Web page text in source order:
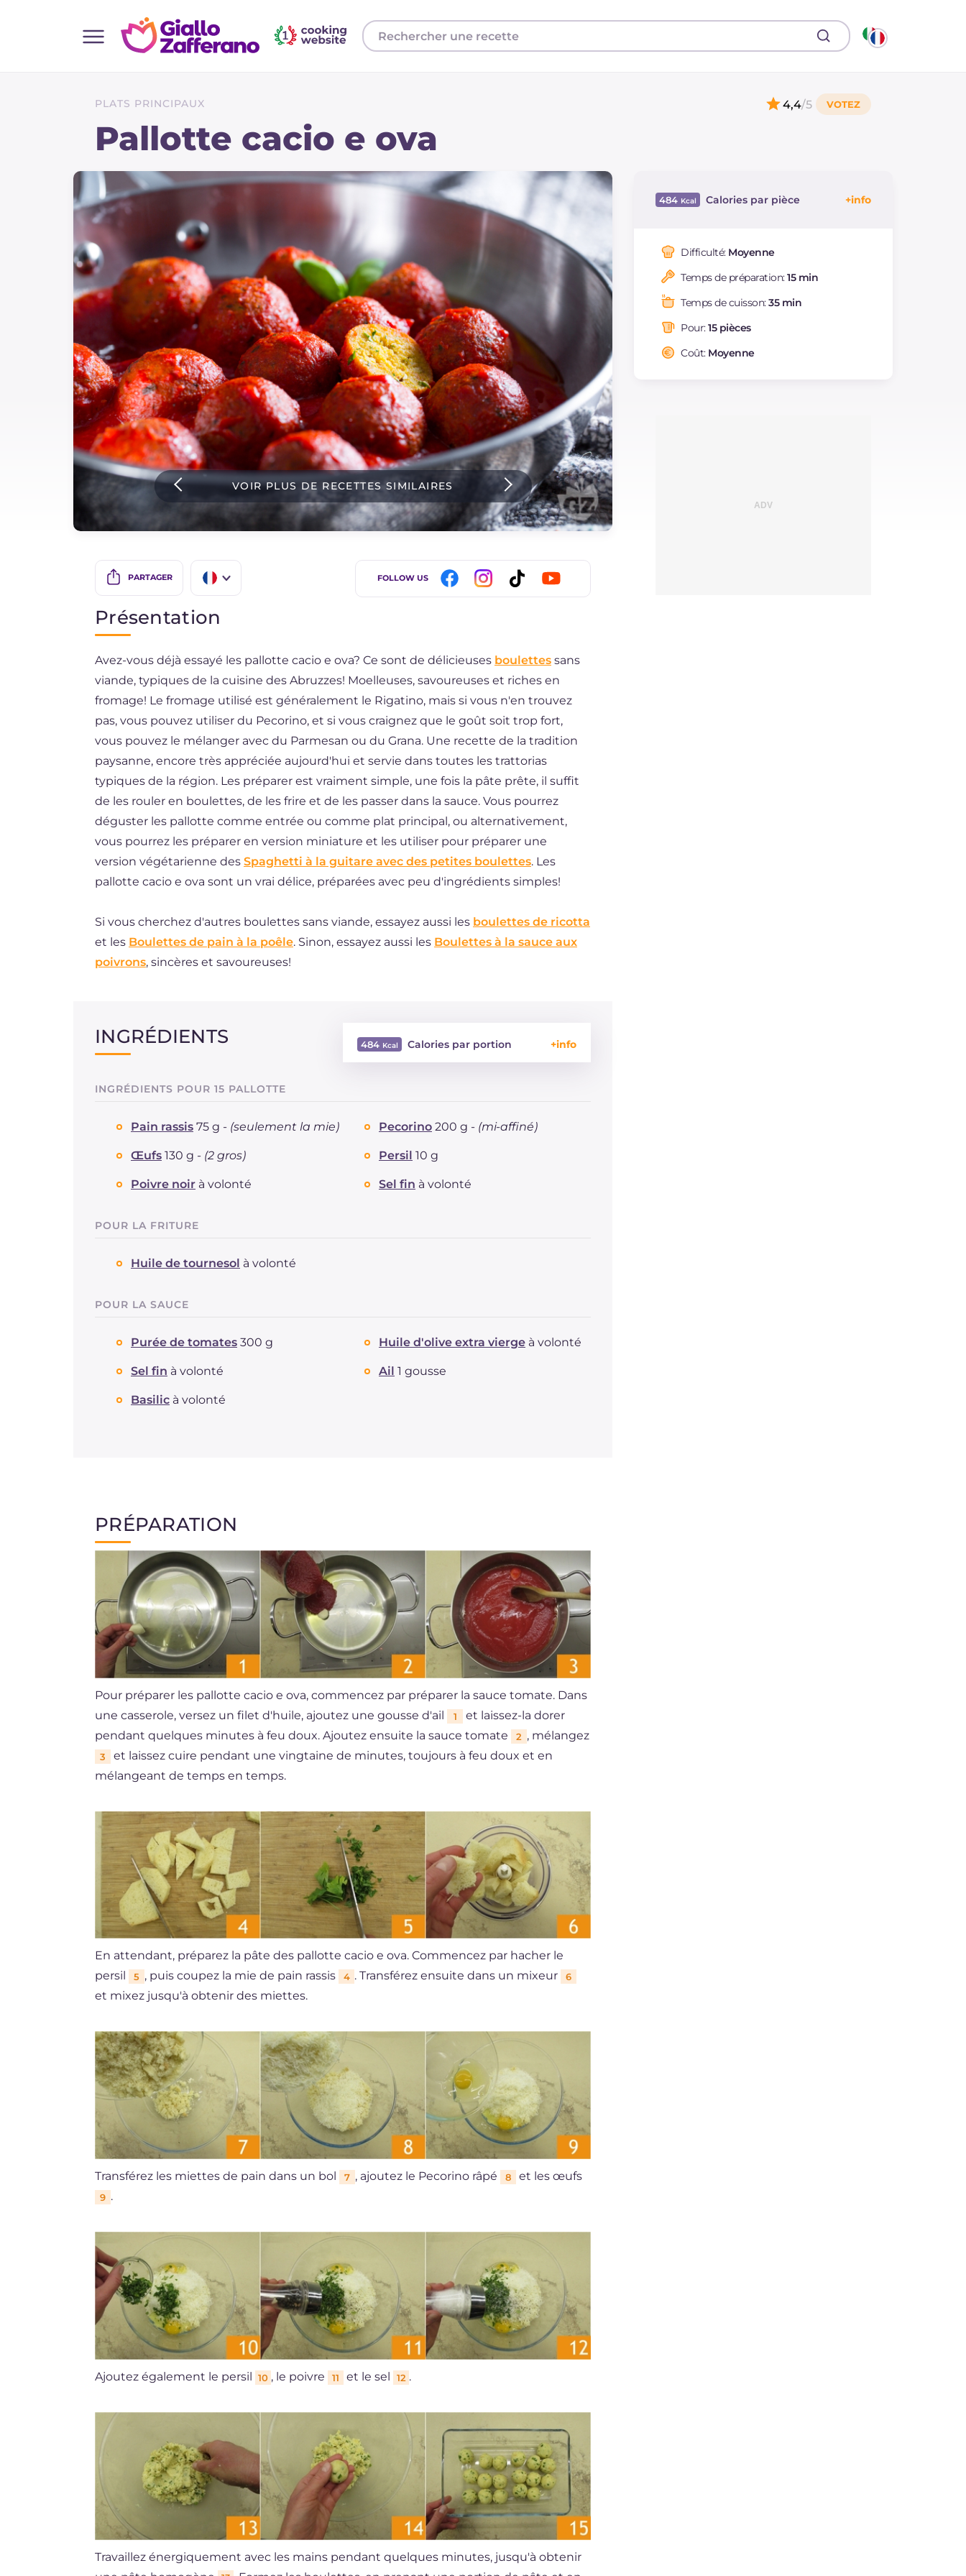
Toutes les recettes
Plats principaux
Boissons et rafraîchissements
Accompagnement
Pizzas et focaccia
Gateaux et patisserie
Dernieres recettes
IT Website
Instagram
YouTube
PLATS PRINCIPAUX
Pallotte cacio e ova
4,4/5
VOIR PLUS DE RECETTES SIMILAIRES
PARTAGER
ES
DE
NL
FOLLOW US
484 Calories par pièce
Dont sucres
Protéine g
Graisses
saturés
Fibre
Cholestérol
Difficulté: Moyenne
Temps de préparation:15 min
Temps de cuisson:35 min
Pour:15 pièces
Coût: Moyenne
Présentation
Avez-vous déjà essayé les pallotte cacio e ova? Ce sont de délicieuses boulettes sans
viande, typiques de la cuisine des Abruzzes! Moelleuses, savoureuses et riches en
fromage! Le fromage utilisé est généralement le Rigatino, mais si vous n'en trouvez
pas, vous pouvez utiliser du Pecorino, et si vous craignez que le goût soit trop fort,
vous pouvez le mélanger avec du Parmesan ou du Grana. Une recette de la tradition
paysanne, encore très appréciée aujourd'hui et servie dans toutes les trattorias
typiques de la région. Les préparer est vraiment simple, une fois la pâte prête, il suffit
de les rouler en boulettes, de les frire et de les passer dans la sauce. Vous pourrez
déguster les pallotte comme entrée ou comme plat principal, ou alternativement,
vous pourrez les préparer en version miniature et les utiliser pour préparer une
version végétarienne des Spaghetti à la guitare avec des petites boulettes. Les
pallotte cacio e ova sont un vrai délice, préparées avec peu d'ingrédients simples!
Si vous cherchez d'autres boulettes sans viande, essayez aussi les boulettes de ricotta
et les Boulettes de pain à la poêle. Sinon, essayez aussi les Boulettes à la sauce aux
poivrons, sincères et savoureuses!
INGRÉDIENTS 484 Calories par portion
Protéine g
Graisses
dont acides gras saturés
Fibre
INGRÉDIENTS POUR 15 PALLOTTE
Pain rassis 75 g - (seulement la mie) Pecorino 200 g - (mi-affiné)
Œufs 130 g - (2 gros) Persil 10 g
Poivre noir à volonté Sel fin à volonté
POUR LA FRITURE
Huile de tournesol à volonté
POUR LA SAUCE
Purée de tomates 300 g Huile d'olive extra vierge à volonté
Sel fin à volonté Ail 1 gousse
Basilic à volonté
PRÉPARATION
Pour préparer les pallotte cacio e ova, commencez par préparer la sauce tomate. Dans
une casserole, versez un filet d'huile, ajoutez une gousse d'ail
1
et laissez-la dorer
pendant quelques minutes à feu doux. Ajoutez ensuite la sauce tomate
2 , mélangez
3
et laissez cuire pendant une vingtaine de minutes, toujours à feu doux et en
mélangeant de temps en temps.
En attendant, préparez la pâte des pallotte cacio e ova. Commencez par hacher le
persil
5 , puis coupez la mie de pain rassis 4 . Transférez ensuite dans un mixeur 6
et mixez jusqu'à obtenir des miettes.
Transférez les miettes de pain dans un bol 7 , ajoutez le Pecorino râpé 8 et les œufs
9 .
Ajoutez également le persil 10 , le poivre 11 et le sel 12 .
Travaillez énergiquement avec les mains pendant quelques minutes, jusqu'à obtenir